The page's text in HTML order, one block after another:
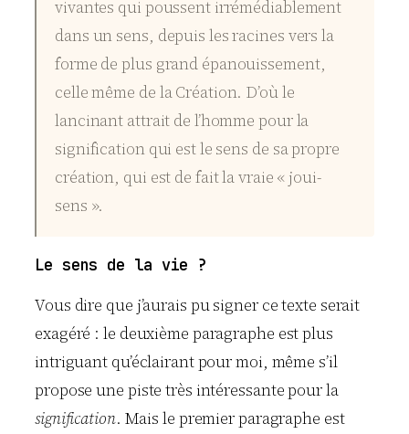
vivantes qui poussent irrémédiablement
dans un sens, depuis les racines vers la
forme de plus grand épanouissement,
celle même de la Création. D’où le
lancinant attrait de l’homme pour la
signification qui est le sens de sa propre
création, qui est de fait la vraie « joui-
sens ».
Le sens de la vie ?
Vous dire que j’aurais pu signer ce texte serait
exagéré : le deuxième paragraphe est plus
intriguant qu’éclairant pour moi, même s’il
propose une piste très intéressante pour la
signification. Mais le premier paragraphe est